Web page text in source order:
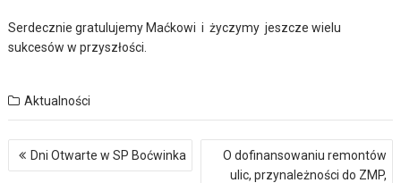
Serdecznie gratulujemy Maćkowi i życzymy jeszcze wielu
sukcesów w przyszłości.
Aktualności
Nawigacja
wpisuDni Otwarte w SP Boćwinka
O dofinansowaniu remontów
ulic, przynależności do ZMP,